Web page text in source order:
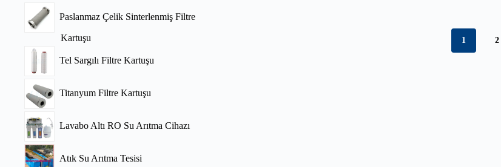
1 2
Paslanmaz Çelik Sinterlenmiş Filtre
Kartuşu
Tel Sargılı Filtre Kartuşu
Titanyum Filtre Kartuşu
Lavabo Altı RO Su Arıtma Cihazı
Atık Su Arıtma Tesisi